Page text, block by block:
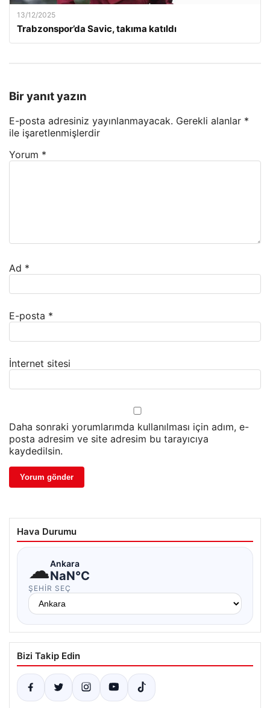
13/12/2025
Trabzonspor’da Savic, takıma katıldı
Bir yanıt yazın
E-posta adresiniz yayınlanmayacak. Gerekli alanlar *
ile işaretlenmişlerdir
Yorum *
Ad *
E-posta *
İnternet sitesi
Daha sonraki yorumlarımda kullanılması için adım, e-
posta adresim ve site adresim bu tarayıcıya
kaydedilsin.
Hava Durumu
☁Ankara
NaN°C
ŞEHIR SEÇ
Bizi Takip Edin